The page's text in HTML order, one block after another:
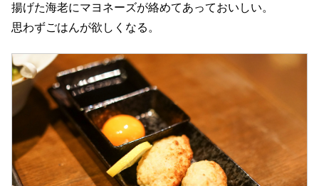
揚げた海老にマヨネーズが絡めてあっておいしい。
思わずごはんが欲しくなる。